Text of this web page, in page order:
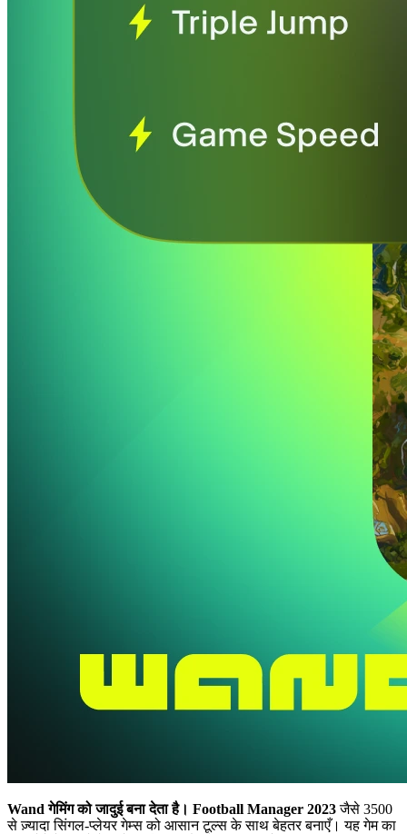
Wand गेमिंग को जादुई बना देता है। Football Manager 2023जैसे 3500
से ज़्यादा सिंगल-प्लेयर गेम्स को आसान टूल्स के साथ बेहतर बनाएँ। यह गेम का